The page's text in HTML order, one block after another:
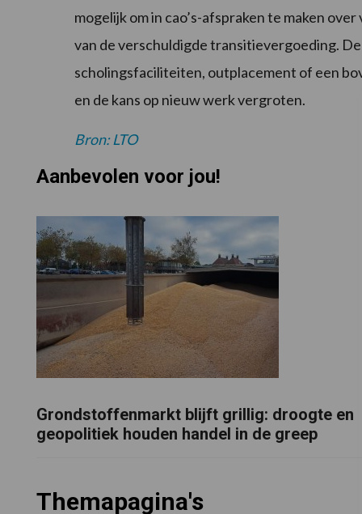
mogelijk om in cao’s-afspraken te maken
van de verschuldigde transitievergoeding.
scholingsfaciliteiten, outplacement of een
en de kans op nieuw werk vergroten.
Bron: LTO
Aanbevolen voor jou!
Grondstoffenmarkt blijft grillig: droogte en
geopolitiek houden handel in de greep
Themapagina's